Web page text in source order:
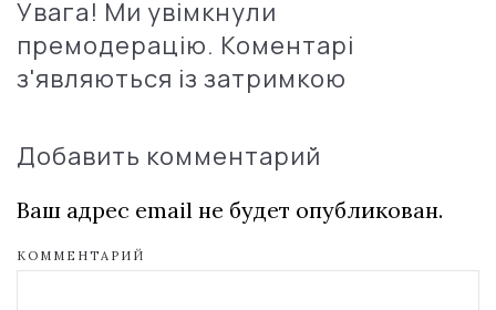
Увага! Ми увімкнули
премодерацію. Коментарі
з'являються із затримкою
Добавить комментарий
Ваш адрес email не будет опубликован.
КОММЕНТАРИЙ